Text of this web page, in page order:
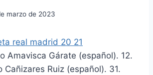
marzo de 2023
Amavisca Gárate (español). 12.
Cañizares Ruiz (español). 31.